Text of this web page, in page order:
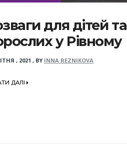
для дітей та
у Рівному
, 2021 , BY INNA REZNIKOVA
ДАЛІ